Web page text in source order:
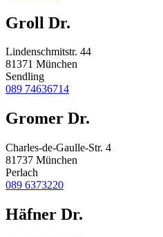
Groll Dr.
Lindenschmitstr. 44
81371 München
Sendling
089 74636714
Gromer Dr.
Charles-de-Gaulle-Str. 4
81737 München
Perlach
089 6373220
Häfner Dr.